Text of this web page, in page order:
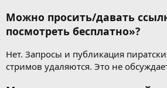
Можно просить/давать
посмотреть бесплатно»?
Нет. Запросы и публикация
стримов удаляются. Это не